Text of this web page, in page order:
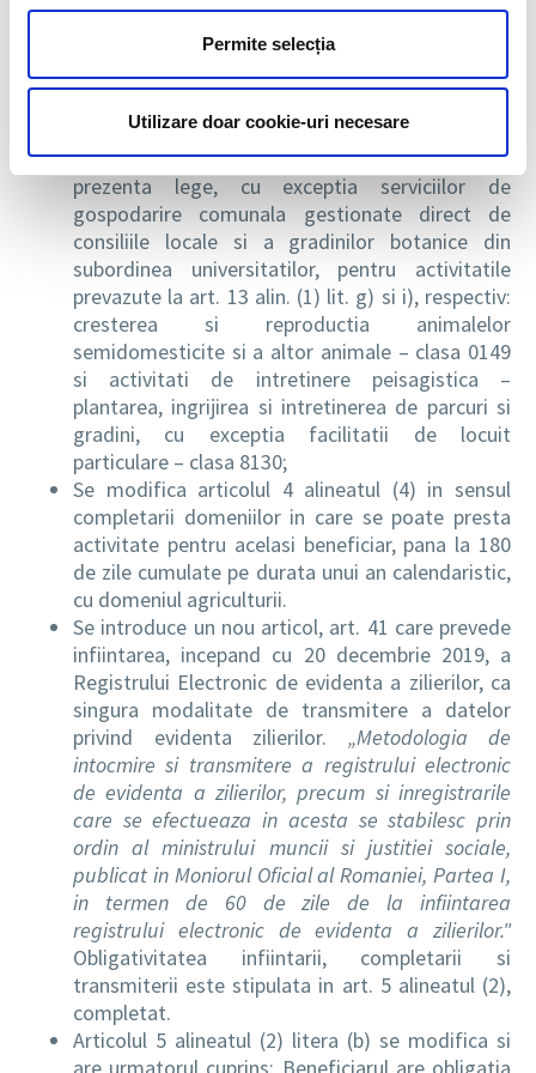
Permite selecția
Utilizare doar cookie-uri necesare
cu caracter ocazional desfasurate de zilieri, astfel:
Art. 1 alineatul (3) litera (a) Institutiile publice nu
au calitatea de beneficiari in sensul prevazut de
prezenta lege, cu exceptia serviciilor de
gospodarire comunala gestionate direct de
consiliile locale si a gradinilor botanice din
subordinea universitatilor, pentru activitatile
prevazute la art. 13 alin. (1) lit. g) si i), respectiv:
cresterea si reproductia animalelor
semidomesticite si a altor animale – clasa 0149
si activitati de intretinere peisagistica –
plantarea, ingrijirea si intretinerea de parcuri si
gradini, cu exceptia facilitatii de locuit
particulare – clasa 8130;
Se modifica articolul 4 alineatul (4) in sensul
completarii domeniilor in care se poate presta
activitate pentru acelasi beneficiar, pana la 180
de zile cumulate pe durata unui an calendaristic,
cu domeniul agriculturii.
Se introduce un nou articol, art. 41 care prevede
infiintarea, incepand cu 20 decembrie 2019, a
Registrului Electronic de evidenta a zilierilor, ca
singura modalitate de transmitere a datelor
privind evidenta zilierilor. „Metodologia de
intocmire si transmitere a registrului electronic
de evidenta a zilierilor, precum si inregistrarile
care se efectueaza in acesta se stabilesc prin
ordin al ministrului muncii si justitiei sociale,
publicat in Moniorul Oficial al Romaniei, Partea I,
in termen de 60 de zile de la infiintarea
registrului electronic de evidenta a zilierilor."
Obligativitatea infiintarii, completarii si
transmiterii este stipulata in art. 5 alineatul (2),
completat.
Articolul 5 alineatul (2) litera (b) se modifica si
are urmatorul cuprins: Beneficiarul are obligatia